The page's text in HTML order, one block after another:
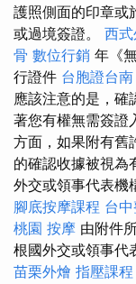
護照側面的印章或
或過境簽證。 西
骨 數位行銷 年《
行證件 台胞證台南
應該注意的是，確
著您有權無需簽證
方面，如果附有舊
的確認收據被視為
外交或領事代表機
腳底按摩課程 台
桃園 按摩 由附件
根國外交或領事代
苗栗外燴 指壓課程